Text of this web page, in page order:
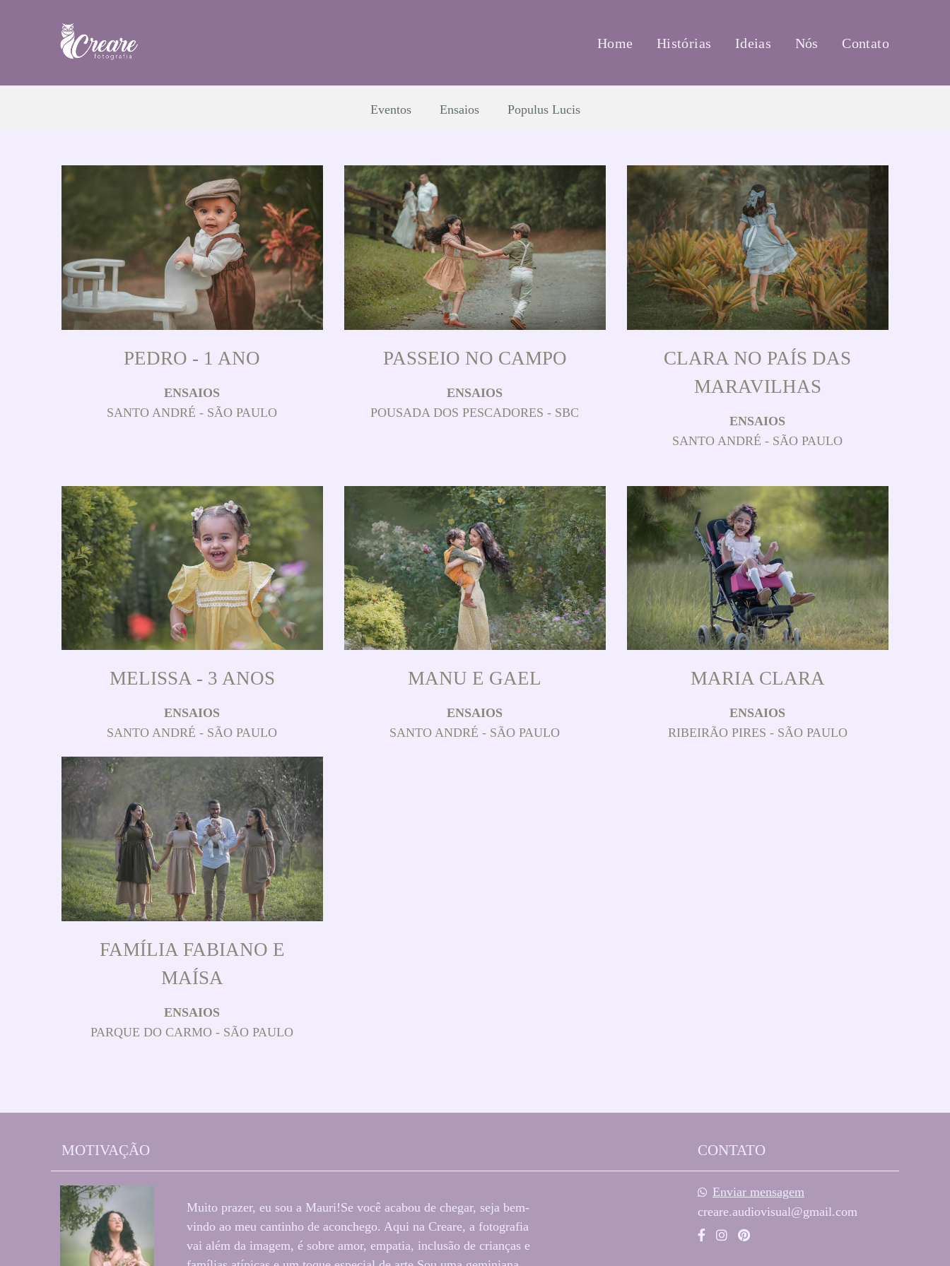
Home Histórias Ideias Nós Contato
Eventos Ensaios Populus Lucis
PEDRO - 1 ANO
ENSAIOS
SANTO ANDRÉ - SÃO PAULO
PASSEIO NO CAMPO
ENSAIOS
POUSADA DOS PESCADORES - SBC
CLARA NO PAÍS DAS
MARAVILHAS
ENSAIOS
SANTO ANDRÉ - SÃO PAULO
MELISSA - 3 ANOS
ENSAIOS
SANTO ANDRÉ - SÃO PAULO
MANU E GAEL
ENSAIOS
SANTO ANDRÉ - SÃO PAULO
MARIA CLARA
ENSAIOS
RIBEIRÃO PIRES - SÃO PAULO
FAMÍLIA FABIANO E
MAÍSA
ENSAIOS
PARQUE DO CARMO - SÃO PAULO
MOTIVAÇÃO
Muito prazer, eu sou a Mauri!Se você acabou de chegar, seja bem-
vindo ao meu cantinho de aconchego. Aqui na Creare, a fotografia
vai além da imagem, é sobre amor, empatia, inclusão de crianças e
CONTATO
Enviar mensagem
creare.audiovisual@gmail.com